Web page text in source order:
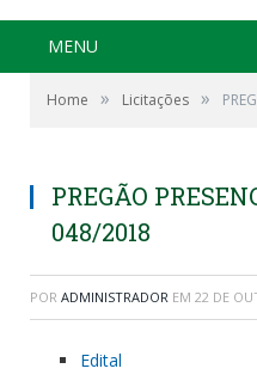
MENU
Home » Licitações »
PREGÃO
048/2018
POR ADMINISTRADOR EM 22 DE
Edital